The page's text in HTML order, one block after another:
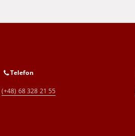
Telefon
(+48) 68 328 21 55